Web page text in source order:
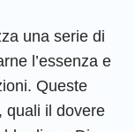
una serie di
l’essenza e
Queste
quali il dovere